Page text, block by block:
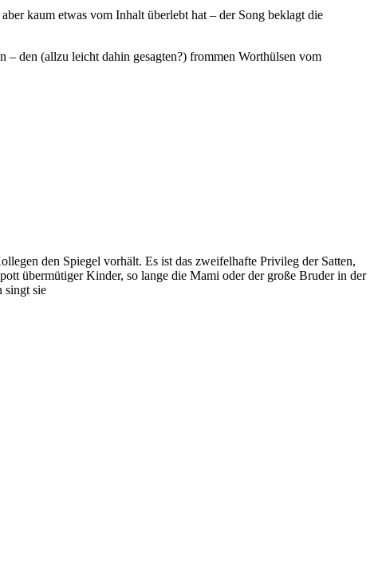
kaum etwas vom Inhalt überlebt hat – der Song beklagt die
– den (allzu leicht dahin gesagten?) frommen Worthülsen vom
den Spiegel vorhält. Es ist das zweifelhafte Privileg der Satten,
übermütiger Kinder, so lange die Mami oder der große Bruder in der
singt sie